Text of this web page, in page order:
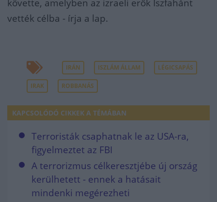
követte, amelyben az izraeli erők Iszfahánt
vették célba - írja a lap.
IRÁN ISZLÁM ÁLLAM LÉGICSAPÁS
IRAK ROBBANÁS
KAPCSOLÓDÓ CIKKEK A TÉMÁBAN
Terroristák csaphatnak le az USA-ra,
figyelmeztet az FBI
A terrorizmus célkeresztjébe új ország
kerülhetett - ennek a hatásait
mindenki megérezheti